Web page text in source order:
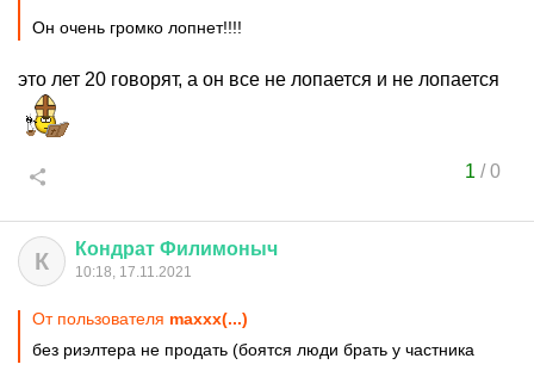
Он очень громко лопнет!!!!
это лет 20 говорят, а он все не лопается и не лопается
1 /0
К Кондрат Филимоныч
10:18, 17.11.2021
От пользователя maxxx(...)
без риэлтера не продать (боятся люди брать у частника